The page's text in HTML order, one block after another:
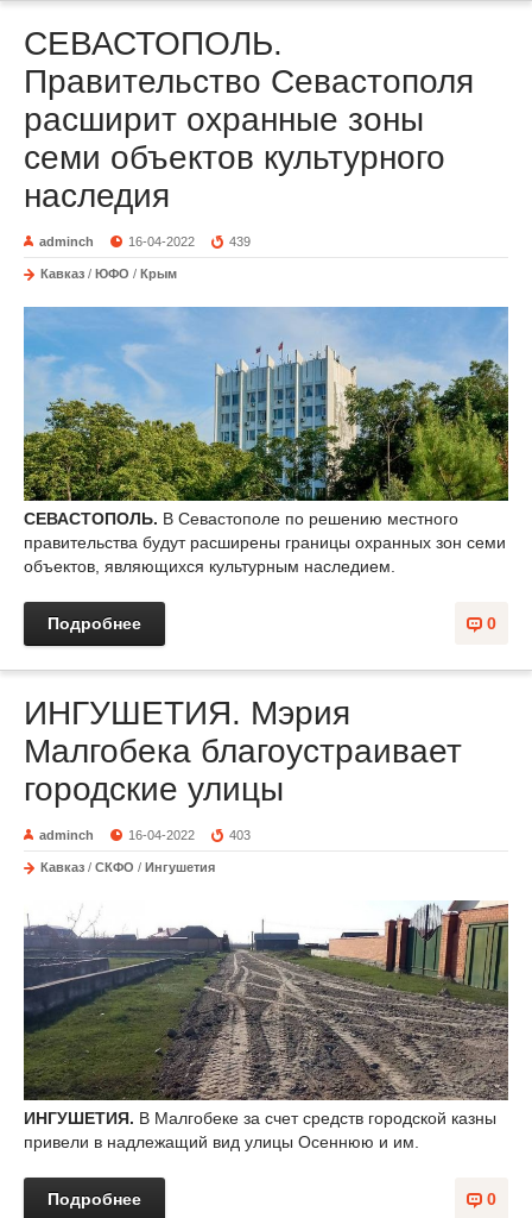
СЕВАСТОПОЛЬ.
Правительство Севастополя
расширит охранные зоны
семи объектов культурного
наследия
adminch 16-04-2022 439
Кавказ / ЮФО / Крым
СЕВАСТОПОЛЬ. В Севастополе по решению местного
правительства будут расширены границы охранных зон семи
объектов, являющихся культурным наследием.
0
Подробнее
ИНГУШЕТИЯ. Мэрия
Малгобека благоустраивает
городские улицы
adminch 16-04-2022 403
Кавказ / СКФО / Ингушетия
ИНГУШЕТИЯ. В Малгобеке за счет средств городской казны
привели в надлежащий вид улицы Осеннюю и им.
0
Подробнее